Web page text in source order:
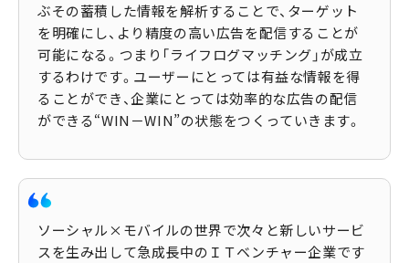
ぶその蓄積した情報を解析することで、ターゲット
を明確にし、より精度の高い広告を配信することが
可能になる。つまり「ライフログマッチング」が成立
するわけです。ユーザーにとっては有益な情報を得
ることができ、企業にとっては効率的な広告の配信
ができる“WIN－WIN”の状態をつくっていきます。
ソーシャル×モバイルの世界で次々と新しいサービ
スを生み出して急成長中のＩＴベンチャー企業です